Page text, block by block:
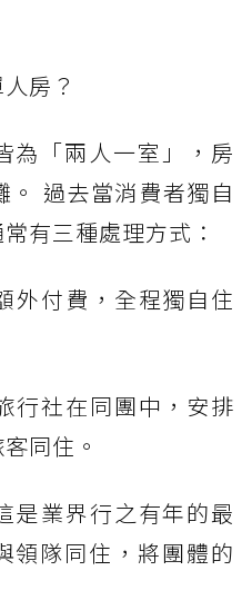
房？
為「兩人一室」，房
。 過去當消費者獨自
有三種處理方式：
外付費，全程獨自住
行社在同團中，安排
同住。
是業界行之有年的最
領隊同住，將團體的